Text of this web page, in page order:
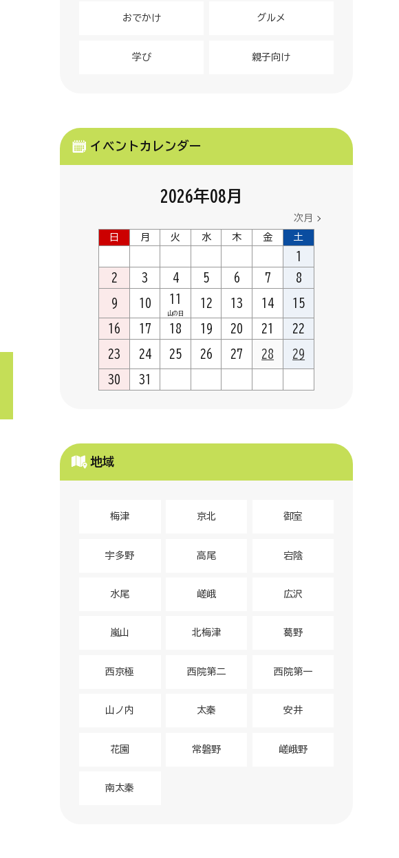
おでかけ グルメ
学び 親子向け
イベントカレンダー
2026年08月
次月
日
月 火 水 木 金 土
1
2
3 4 5 6 7 8
9 10 11
山の日
12 13 14 15
16 17 18 19 20 21 22
23 24 25 26 27 28 29
30 31
地域
梅津 京北 御室
宇多野 高尾 宕陰
水尾 嵯峨 広沢
嵐山 北梅津 葛野
西京極 西院第二 西院第一
山ノ内 太秦 安井
花園 常磐野 嵯峨野
南太秦